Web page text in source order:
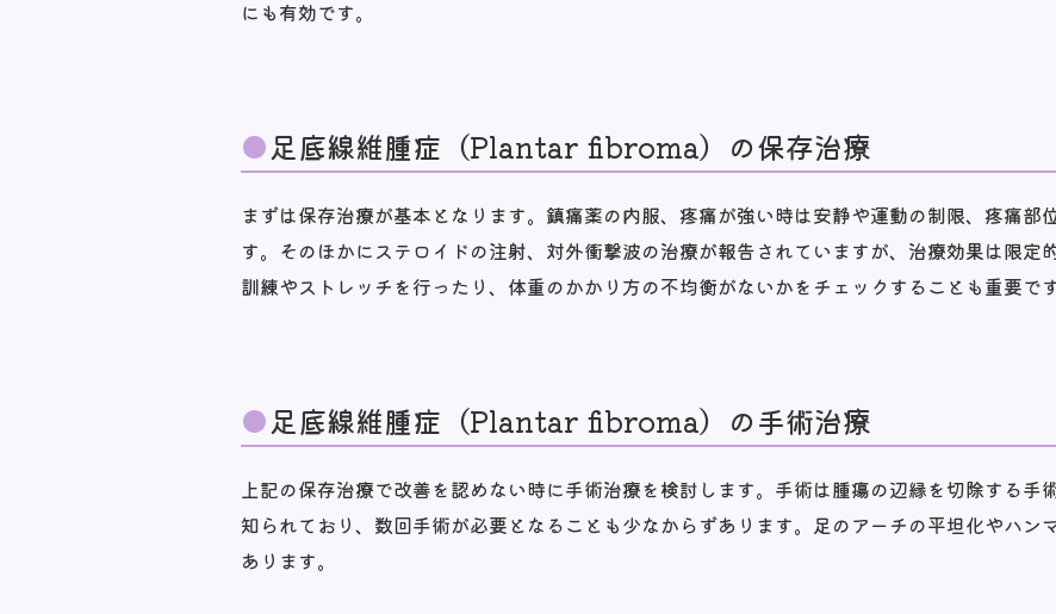
にも有効です。
足底線維腫症（Plantar fibroma）の保存治療
まずは保存治療が基本となります。鎮痛薬の内服、疼痛が強い時は安静や運動の制限、疼痛部
す。そのほかにステロイドの注射、対外衝撃波の治療が報告されていますが、治療効果は限定
訓練やストレッチを行ったり、体重のかかり方の不均衡がないかをチェックすることも重要です
足底線維腫症（Plantar fibroma）の手術治療
上記の保存治療で改善を認めない時に手術治療を検討します。手術は腫瘍の辺縁を切除する手
知られており、数回手術が必要となることも少なからずあります。足のアーチの平坦化やハン
あります。